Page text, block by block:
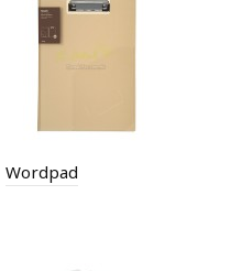
Wordpad